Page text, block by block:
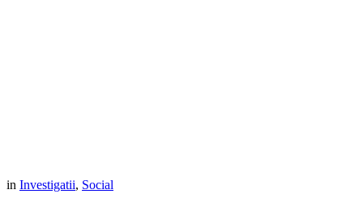
in Investigatii, Social